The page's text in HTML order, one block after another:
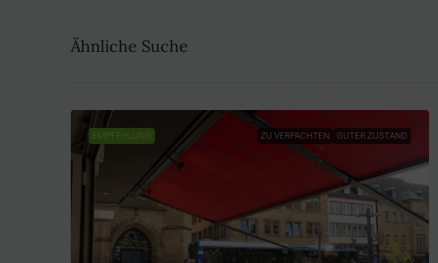
Ähnliche Suche
EMPFEHLUNG ZU VERPACHTEN GUTER ZUSTAND